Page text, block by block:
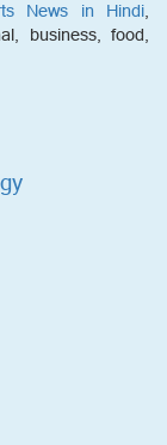
News in Hindi,
business, food,